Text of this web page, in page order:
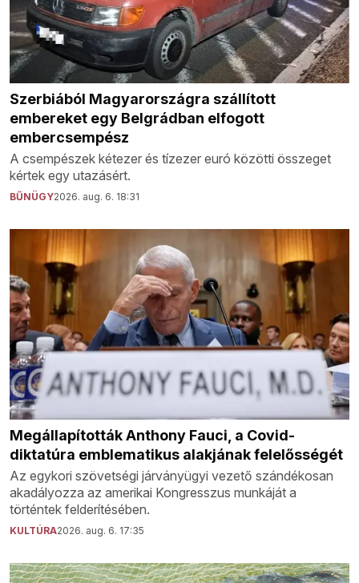
Szerbiából Magyarországra szállított
embereket egy Belgrádban elfogott
embercsempész
A csempészek kétezer és tízezer euró közötti összeget
kértek egy utazásért.
BŰNÜGY2026. aug. 6. 18:31
Megállapították Anthony Fauci, a Covid-
diktatúra emblematikus alakjának felelősségét
Az egykori szövetségi járványügyi vezető szándékosan
akadályozza az amerikai Kongresszus munkáját a
történtek felderítésében.
KULTÚRA2026. aug. 6. 17:35